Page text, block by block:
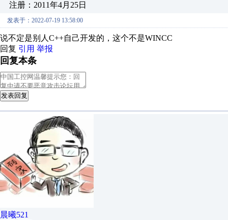
注册：2011年4月25日
发表于：2022-07-19 13:58:00
说不定是别人C++自己开发的，这个不是WINCC
回复 引用 举报
回复本条
发表回复
晨曦521